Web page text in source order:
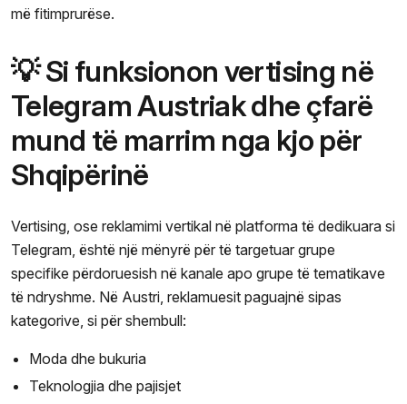
më fitimprurëse.
💡 Si funksionon vertising në
Telegram Austriak dhe çfarë
mund të marrim nga kjo për
Shqipërinë
Vertising, ose reklamimi vertikal në platforma të dedikuara si
Telegram, është një mënyrë për të targetuar grupe
specifike përdoruesish në kanale apo grupe të tematikave
të ndryshme. Në Austri, reklamuesit paguajnë sipas
kategorive, si për shembull:
Moda dhe bukuria
Teknologjia dhe pajisjet